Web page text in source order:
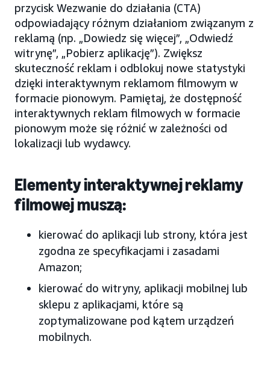
przycisk Wezwanie do działania (CTA)
odpowiadający różnym działaniom związanym z
reklamą (np. „Dowiedz się więcej”, „Odwiedź
witrynę”, „Pobierz aplikację”). Zwiększ
skuteczność reklam i odblokuj nowe statystyki
dzięki interaktywnym reklamom filmowym w
formacie pionowym. Pamiętaj, że dostępność
interaktywnych reklam filmowych w formacie
pionowym może się różnić w zależności od
lokalizacji lub wydawcy.
Elementy interaktywnej reklamy
filmowej muszą:
kierować do aplikacji lub strony, która jest
zgodna ze specyfikacjami i zasadami
Amazon;
kierować do witryny, aplikacji mobilnej lub
sklepu z aplikacjami, które są
zoptymalizowane pod kątem urządzeń
mobilnych.